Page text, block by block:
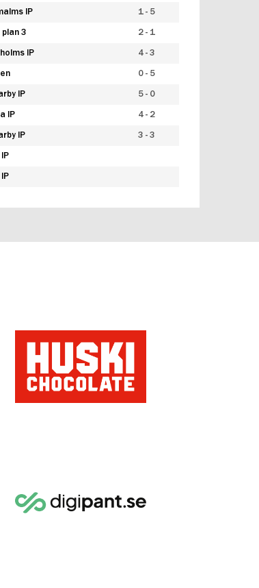
IP 1 - 5
plan 3 2 - 1
IP 4 - 3
0 - 5
IP 5 - 0
IP 4 - 2
IP 3 - 3